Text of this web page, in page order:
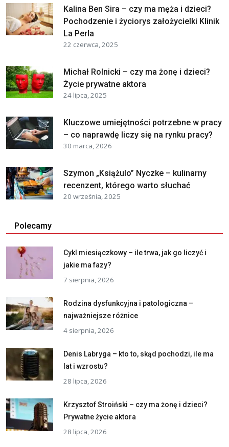
Kalina Ben Sira – czy ma męża i dzieci?
Pochodzenie i życiorys założycielki Klinik
La Perla
22 czerwca, 2025
Michał Rolnicki – czy ma żonę i dzieci?
Życie prywatne aktora
24 lipca, 2025
Kluczowe umiejętności potrzebne w pracy
– co naprawdę liczy się na rynku pracy?
30 marca, 2026
Szymon „Książulo” Nyczke – kulinarny
recenzent, którego warto słuchać
20 września, 2025
Polecamy
Cykl miesiączkowy – ile trwa, jak go liczyć i
jakie ma fazy?
7 sierpnia, 2026
Rodzina dysfunkcyjna i patologiczna –
najważniejsze różnice
4 sierpnia, 2026
Denis Labryga – kto to, skąd pochodzi, ile ma
lat i wzrostu?
28 lipca, 2026
Krzysztof Stroiński – czy ma żonę i dzieci?
Prywatne życie aktora
28 lipca, 2026